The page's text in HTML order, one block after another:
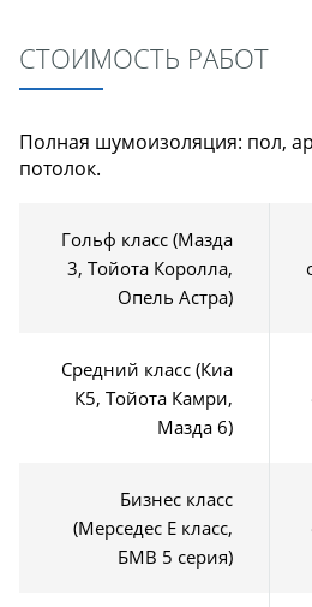
СТОИМОСТЬ РАБОТ
Полная шумоизоляция: пол,
потолок.
Гольф класс (Мазда
3, Тойота Королла,
Опель Астра)
Средний класс (Киа
К5, Тойота Камри,
Мазда 6)
Бизнес класс
(Мерседес Е класс,
БМВ 5 серия)